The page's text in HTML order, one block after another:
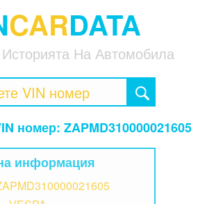
CARDATA
На Автомобила
номер: ZAPMD310000021605
информация